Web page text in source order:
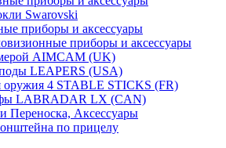
Swarovski
приборы и аксессуары
приборы и аксессуары
AIMCAM (UK)
LEAPERS (USA)
оружия 4 STABLE STICKS (FR)
LABRADAR LX (CAN)
Переноска, Аксессуары
по прицелу